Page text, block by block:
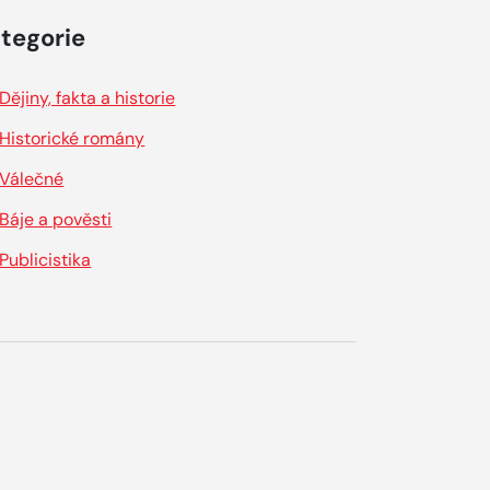
Dějiny, fakta a historie
Historické romány
Válečné
Báje a pověsti
Publicistika